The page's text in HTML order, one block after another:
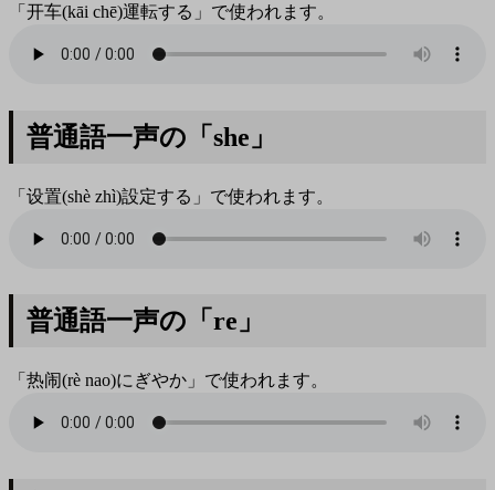
「开车(kāi chē)運転する」で使われます。
普通語一声の「she」
「设置(shè zhì)設定する」で使われます。
普通語一声の「re」
「热闹(rè nao)にぎやか」で使われます。